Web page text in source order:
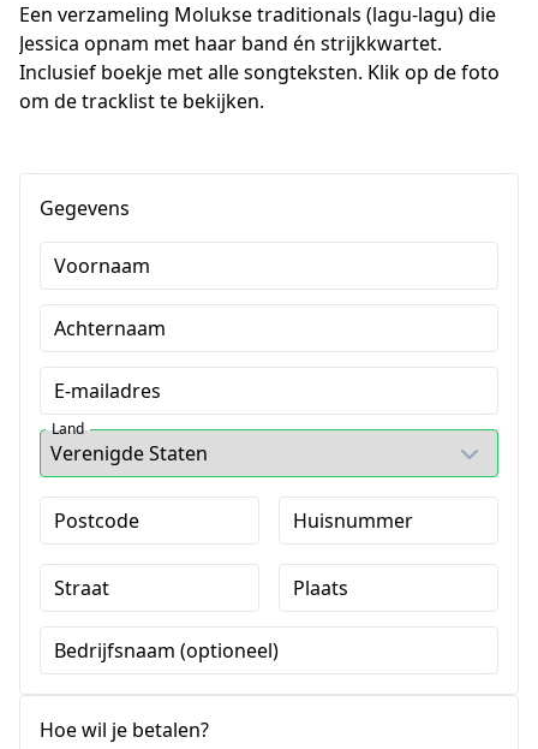
Een verzameling Molukse traditionals (lagu-lagu) die
Jessica opnam met haar band én strijkkwartet.
Inclusief boekje met alle songteksten. Klik op de foto
om de tracklist te bekijken.
Gegevens
Voornaam
Achternaam
E-mailadres
Land
Postcode Huisnummer
Straat Plaats
Bedrijfsnaam (optioneel)
Hoe wil je betalen?